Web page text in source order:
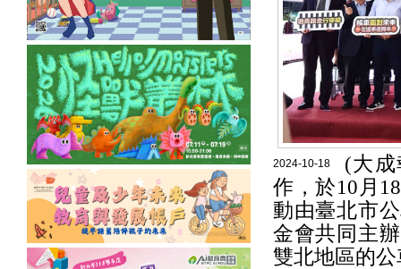
2024-10-18
(大
作，於10月
動由臺北市
金會共同主
雙北地區的